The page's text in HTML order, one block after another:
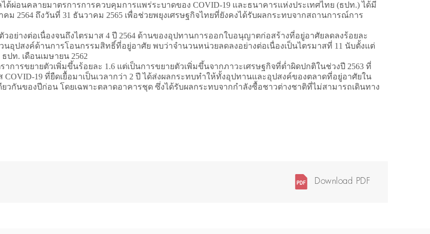
ผ่อนคลายมาตรการการควบคุมการแพร่ระบาดของ COVID-19 และธนาคารแห่งประเทศไทย (ธปท.) ได้มี
2564 ถึงวันที่ 31 ธันวาคม 2565 เพื่อช่วยพยุงเศรษฐกิจไทยที่ยังคงได้รับผลกระทบจากสถานการณ์การ
ย่างต่อเนื่องจนถึงไตรมาส 4 ปี 2564 ด้านของอุปทานการออกใบอนุญาตก่อสร้างที่อยู่อาศัยลดลงร้อยละ
อุปสงค์ด้านการโอนกรรมสิทธิ์ที่อยู่อาศัย พบว่าจำนวนหน่วยลดลงอย่างต่อเนื่องเป็นไตรมาสที่ 11 นับตั้งแต่
ปท. เดือนเมษายน 2562
ายตัวเพิ่มขึ้นร้อยละ 1.6 แต่เป็นการขยายตัวเพิ่มขึ้นจากภาวะเศรษฐกิจที่ต่ำผิดปกติในช่วงปี 2563 ที่
19 ที่ยืดเยื้อมาเป็นเวลากว่า 2 ปี ได้ส่งผลกระทบทำให้ทั้งอุปทานและอุปสงค์ของตลาดที่อยู่อาศัยใน
ยวกันของปีก่อน โดยเฉพาะตลาดอาคารชุด ซึ่งได้รับผลกระทบจากกำลังซื้อชาวต่างชาติที่ไม่สามารถเดินทาง
Download PDF